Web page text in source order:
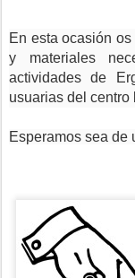
En esta ocasión
y materiales
actividades de
usuarias del
Esperamos sea de